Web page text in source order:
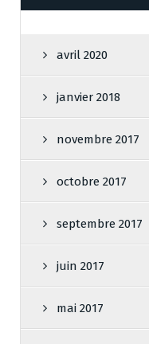
avril 2020
janvier 2018
novembre 2017
octobre 2017
septembre 2017
juin 2017
mai 2017